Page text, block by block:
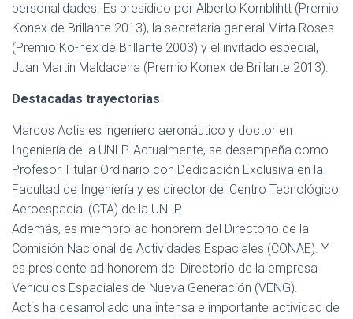
personalidades. Es presidido por Alberto Kornblihtt (Premio
Konex de Brillante 2013), la secretaria general Mirta Roses
(Premio Ko-nex de Brillante 2003) y el invitado especial,
Juan Martín Maldacena (Premio Konex de Brillante 2013).
Destacadas trayectorias
Marcos Actis es ingeniero aeronáutico y doctor en
Ingeniería de la UNLP. Actualmente, se desempeña como
Profesor Titular Ordinario con Dedicación Exclusiva en la
Facultad de Ingeniería y es director del Centro Tecnológico
Aeroespacial (CTA) de la UNLP.
Además, es miembro ad honorem del Directorio de la
Comisión Nacional de Actividades Espaciales (CONAE). Y
es presidente ad honorem del Directorio de la empresa
Vehículos Espaciales de Nueva Generación (VENG).
Actis ha desarrollado una intensa e importante actividad de